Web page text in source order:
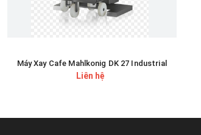
Máy Xay Cafe Mahlkonig DK 27 Industrial
Liên hệ